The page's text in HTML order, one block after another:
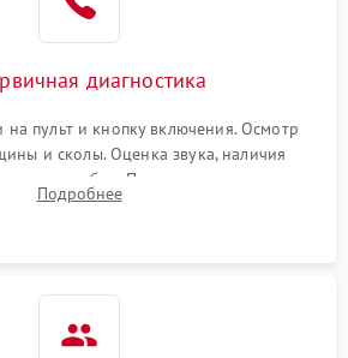
диагностика
пульт и кнопку включения. Осмотр
и сколы. Оценка звука, наличия
ошибок. Подключение тестовых
для выявления симптомов поломки.
Подробнее